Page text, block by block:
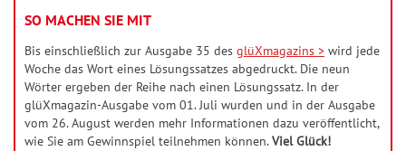
SO MACHEN SIE MIT
Bis einschließlich zur Ausgabe 35 des glüXmagazins > wird jede
Woche das Wort eines Lösungssatzes abgedruckt. Die neun
Wörter ergeben der Reihe nach einen Lösungssatz. In der
glüXmagazin-Ausgabe vom 01. Juli wurden und in der Ausgabe
vom 26. August werden mehr Informationen dazu veröffentlicht,
wie Sie am Gewinnspiel teilnehmen können.Viel Glück!